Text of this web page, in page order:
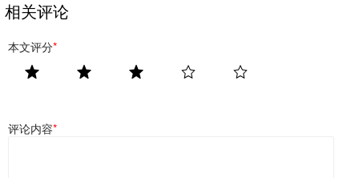
相关评论
本文评分*
评论内容*